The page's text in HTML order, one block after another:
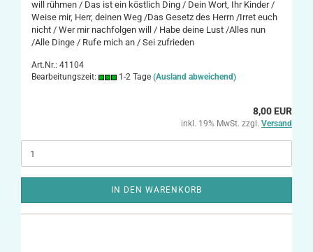
will rühmen / Das ist ein köstlich Ding / Dein Wort, Ihr Kinder /
Weise mir, Herr, deinen Weg /Das Gesetz des Herrn /Irret euch
nicht / Wer mir nachfolgen will / Habe deine Lust /Alles nun
/Alle Dinge / Rufe mich an / Sei zufrieden
Art.Nr.: 41104
Bearbeitungszeit:
1-2 Tage (Ausland abweichend)
8,00 EUR
inkl. 19% MwSt. zzgl. Versand
IN DEN WARENKORB